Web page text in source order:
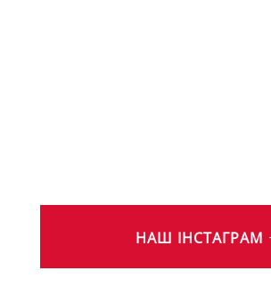
НАШ ІНСТАГРАМ